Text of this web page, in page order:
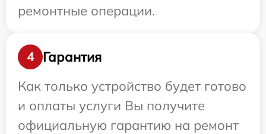
ремонтные операции.
4
Гарантия
Как только устройство будет готово
и оплаты услуги Вы получите
официальную гарантию на ремонт